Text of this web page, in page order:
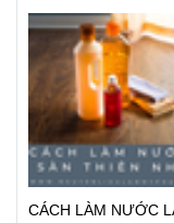
CÁCH LÀM NƯỚC